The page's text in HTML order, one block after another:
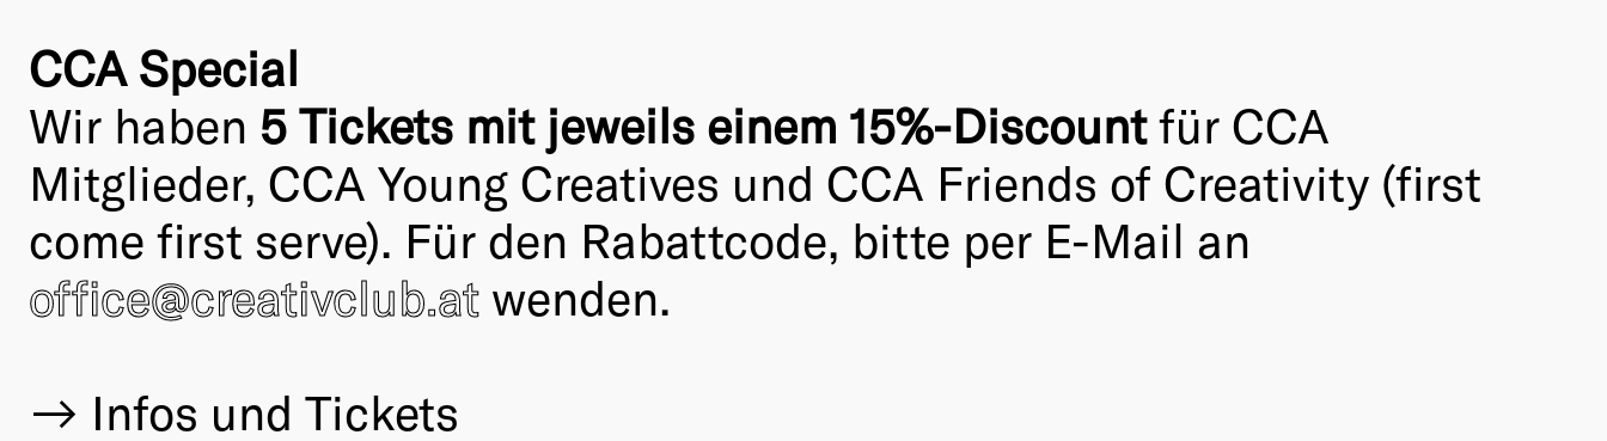
CCA Special
Wir haben 5 Tickets mit jeweils einem 15%-Discountfür CCA
Mitglieder, CCA Young Creatives und CCA Friends of Creativity (first
come first serve). Für den Rabattcode, bitte per E-Mail an
office@creativclub.at wenden.
Infos und Tickets